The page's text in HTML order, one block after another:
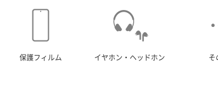
保護フィルム イヤホン・ヘッドホン そ